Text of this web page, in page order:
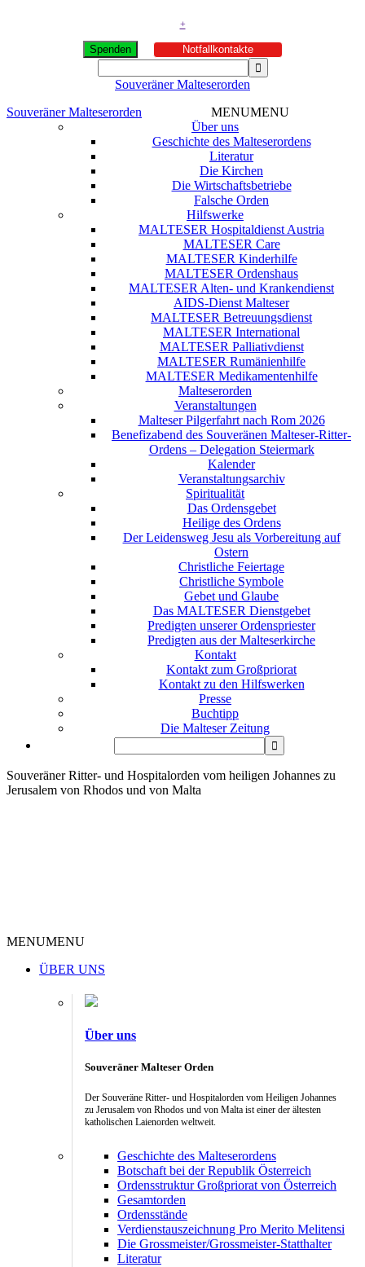
+
Spenden Notfallkontakte
Souveräner Malteserorden
Souveräner Malteserorden
MENUMENU
Über uns
Geschichte des Malteserordens
Literatur
Die Kirchen
Die Wirtschaftsbetriebe
Falsche Orden
Hilfswerke
MALTESER Hospitaldienst Austria
MALTESER Care
MALTESER Kinderhilfe
MALTESER Ordenshaus
MALTESER Alten- und Krankendienst
AIDS-Dienst Malteser
MALTESER Betreuungsdienst
MALTESER International
MALTESER Palliativdienst
MALTESER Rumänienhilfe
MALTESER Medikamentenhilfe
Malteserorden
Veranstaltungen
Malteser Pilgerfahrt nach Rom 2026
Benefizabend des Souveränen Malteser-Ritter-
Ordens – Delegation Steiermark
Kalender
Veranstaltungsarchiv
Spiritualität
Das Ordensgebet
Heilige des Ordens
Der Leidensweg Jesu als Vorbereitung auf
Ostern
Christliche Feiertage
Christliche Symbole
Gebet und Glaube
Das MALTESER Dienstgebet
Predigten unserer Ordenspriester
Predigten aus der Malteserkirche
Kontakt
Kontakt zum Großpriorat
Kontakt zu den Hilfswerken
Presse
Buchtipp
Die Malteser Zeitung
Souveräner Ritter- und Hospitalorden vom heiligen Johannes zu
Jerusalem von Rhodos und von Malta
MENUMENU
ÜBER UNS
Über uns
Souveräner Malteser Orden
Der Souveräne Ritter- und Hospitalorden vom Heiligen Johannes
zu Jerusalem von Rhodos und von Malta ist einer der ältesten
katholischen Laienorden weltweit.
Geschichte des Malteserordens
Botschaft bei der Republik Österreich
Ordensstruktur Großpriorat von Österreich
Gesamtorden
Ordensstände
Verdienstauszeichnung Pro Merito Melitensi
Die Grossmeister/Grossmeister-Statthalter
Literatur